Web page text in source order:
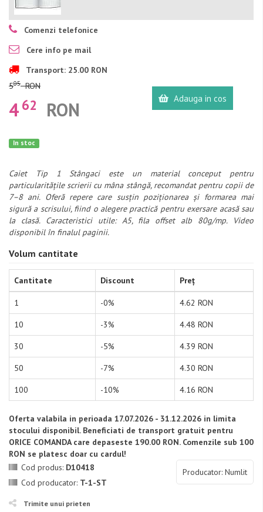
Comenzi telefonice
Cere info pe mail
Transport: 25.00 RON
505RON
4 62 RON Adauga in cos
In stoc
Caiet Tip 1 Stângaci este un material conceput pentru
particularitățile scrierii cu mâna stângă, recomandat pentru copii de
7–8 ani. Oferă repere care susțin poziționarea și formarea mai
sigură a scrisului, fiind o alegere practică pentru exersare acasă sau
la clasă. Caracteristici utile: A5, fila offset alb 80g/mp. Video
disponibil în finalul paginii.
Volum cantitate
Cantitate Discount Preț
1 -0% 4.62 RON
10 -3% 4.48 RON
30 -5% 4.39 RON
50 -7% 4.30 RON
100 -10% 4.16 RON
Oferta valabila in perioada 17.07.2026 - 31.12.2026 in limita
stocului disponibil. Beneficiati de transport gratuit pentru
ORICE COMANDA care depaseste 190.00 RON. Comenzile sub 100
RON se platesc doar cu cardul!
Producator: Numlit
Cod produs: D10418
Cod producator: T-1-ST
Trimite unui prieten